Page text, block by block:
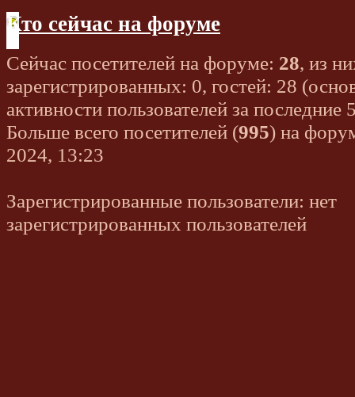
Кто сейчас на форуме
Сейчас посетителей на форуме: 28, из
зарегистрированных: 0, гостей: 28
активности пользователей за последние
Больше всего посетителей (995) на
2024, 13:23
Зарегистрированные пользователи: нет
зарегистрированных пользователей